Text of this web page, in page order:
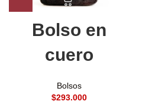
Bolso en
cuero
Bolsos
$